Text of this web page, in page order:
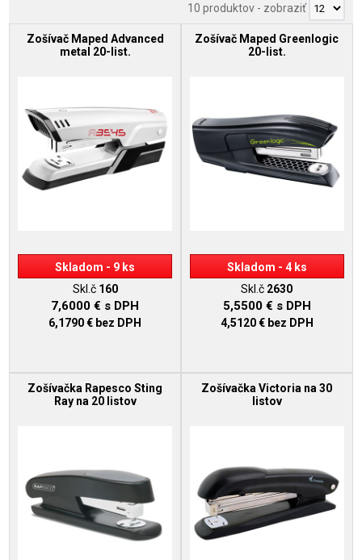
10 produktov- zobraziť
Zošívač Maped Advanced
metal 20-list.
Skladom - 9 ks
Skl.č 160
7,6000 € s DPH
6,1790 € bez DPH
Zošívač Maped Greenlogic
20-list.
Skladom - 4 ks
Skl.č 2630
5,5500 € s DPH
4,5120 € bez DPH
Zošívačka Rapesco Sting
Ray na 20 listov
Zošívačka Victoria na 30
listov